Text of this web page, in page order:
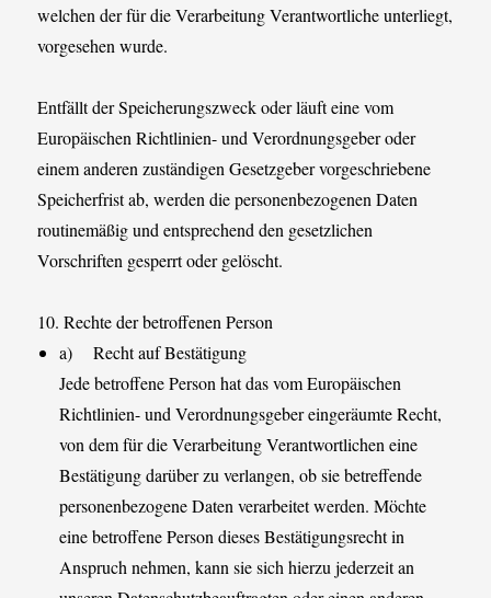
welchen der für die Verarbeitung Verantwortliche unterliegt,
vorgesehen wurde.
Entfällt der Speicherungszweck oder läuft eine vom
Europäischen Richtlinien- und Verordnungsgeber oder
einem anderen zuständigen Gesetzgeber vorgeschriebene
Speicherfrist ab, werden die personenbezogenen Daten
routinemäßig und entsprechend den gesetzlichen
Vorschriften gesperrt oder gelöscht.
10. Rechte der betroffenen Person
a) Recht auf Bestätigung
Jede betroffene Person hat das vom Europäischen
Richtlinien- und Verordnungsgeber eingeräumte Recht,
von dem für die Verarbeitung Verantwortlichen eine
Bestätigung darüber zu verlangen, ob sie betreffende
personenbezogene Daten verarbeitet werden. Möchte
eine betroffene Person dieses Bestätigungsrecht in
Anspruch nehmen, kann sie sich hierzu jederzeit an